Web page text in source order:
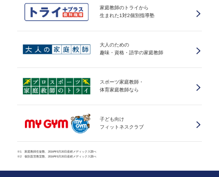
家庭教師のトライから
生まれた1対2個別指導塾
大人のための
趣味・資格・語学の家庭教師
スポーツ家庭教師・
体育家庭教師なら
子ども向け
フィットネスクラブ
※1 家庭教師生徒数、2016年5月20日産經メディックス調べ
※2 個別直営教室数、2016年5月20日産經メディックス調べ